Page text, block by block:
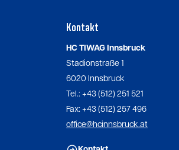
Kontakt
HC TIWAG Innsbruck
Stadionstraße 1
6020 Innsbruck
Tel.: +43 (512) 251 521
Fax: +43 (512) 257 496
office@hcinnsbruck.at